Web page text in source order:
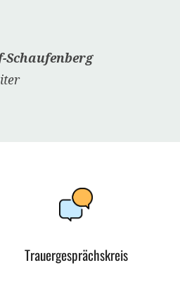
Trauergesprächskreis